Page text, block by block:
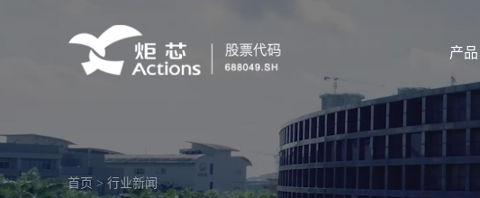
产品
首页 > 行业新闻